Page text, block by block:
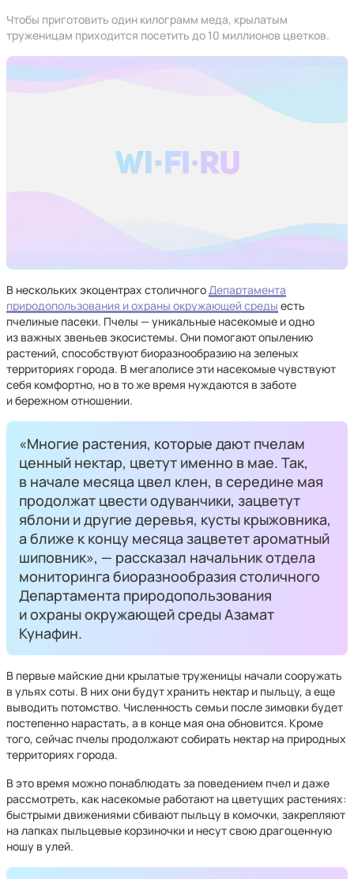
Чтобы приготовить один килограмм меда, крылатым
труженицам приходится посетить до 10 миллионов цветков.
В нескольких экоцентрах столичногоДепартамента
природопользования и охраны окружающей среды есть
пчелиные пасеки. Пчелы — уникальные насекомые и одно
из важных звеньев экосистемы. Они помогают опылению
растений, способствуют биоразнообразию на зеленых
территориях города. В мегаполисе эти насекомые чувствуют
себя комфортно, но в то же время нуждаются в заботе
и бережном отношении.
«Многие растения, которые дают пчелам
ценный нектар, цветут именно в мае. Так,
в начале месяца цвел клен, в середине мая
продолжат цвести одуванчики, зацветут
яблони и другие деревья, кусты крыжовника,
а ближе к концу месяца зацветет ароматный
шиповник», — рассказал начальник отдела
мониторинга биоразнообразия столичного
Департамента природопользования
и охраны окружающей среды Азамат
Кунафин.
В первые майские дни крылатые труженицы начали сооружать
в ульях соты. В них они будут хранить нектар и пыльцу, а еще
выводить потомство. Численность семьи после зимовки будет
постепенно нарастать, а в конце мая она обновится. Кроме
того, сейчас пчелы продолжают собирать нектар на природных
территориях города.
В это время можно понаблюдать за поведением пчел и даже
рассмотреть, как насекомые работают на цветущих растениях:
быстрыми движениями сбивают пыльцу в комочки, закрепляют
на лапках пыльцевые корзиночки и несут свою драгоценную
ношу в улей.